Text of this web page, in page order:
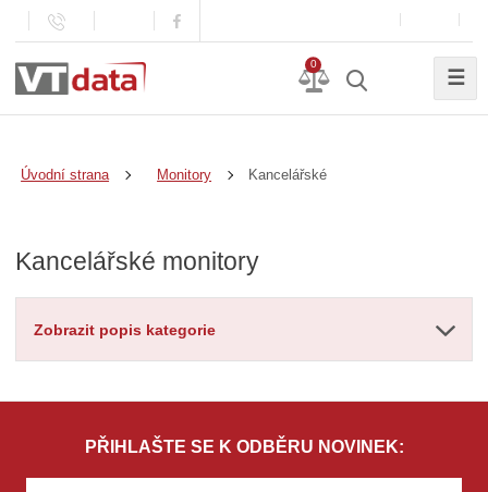
0
☰
Úvodní strana Monitory Kancelářské
Kancelářské monitory
Zobrazit popis kategorie
PŘIHLAŠTE SE K ODBĚRU NOVINEK: